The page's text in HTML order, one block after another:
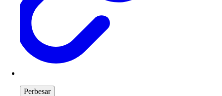
Perbesar